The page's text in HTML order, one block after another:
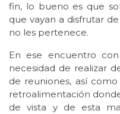
fin, lo bueno es que
que vayan a disfrutar
no les pertenece.
En ese encuentro
necesidad de realizar
de reuniones, así
retroalimentación
de vista y de esta